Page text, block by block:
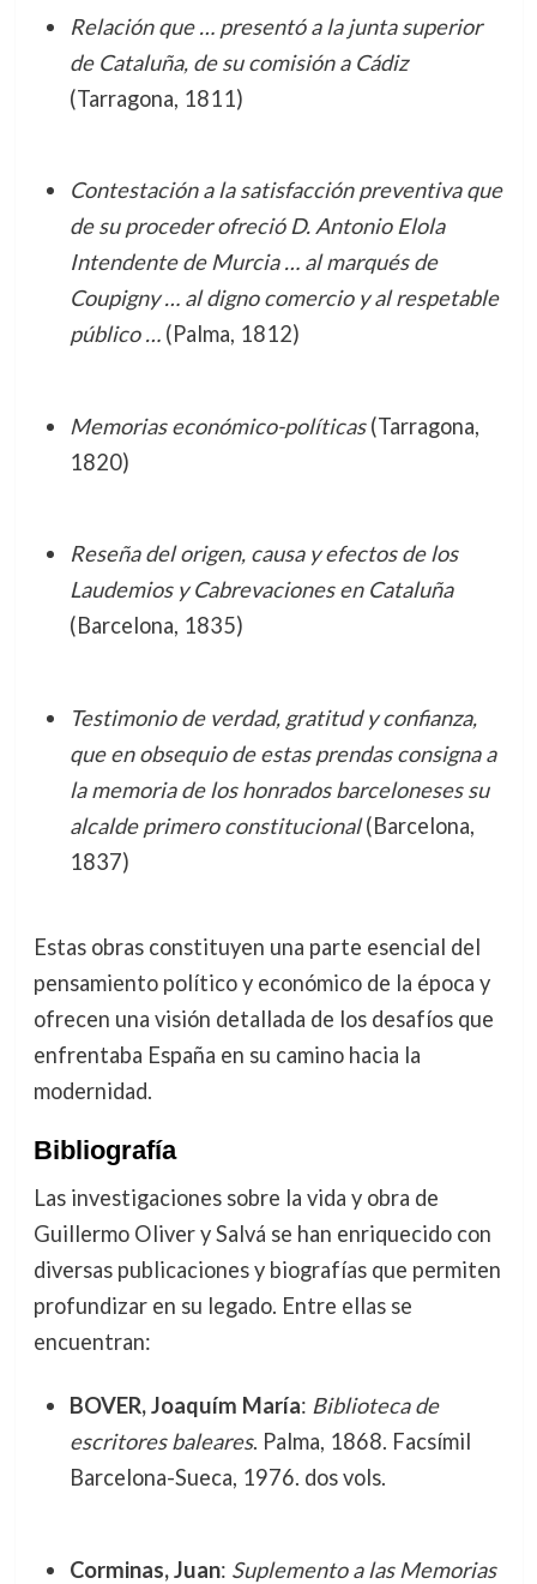
Relación que … presentó a la junta superior
de Cataluña, de su comisión a Cádiz
(Tarragona, 1811)
Contestación a la satisfacción preventiva que
de su proceder ofreció D. Antonio Elola
Intendente de Murcia … al marqués de
Coupigny … al digno comercio y al respetable
público …(Palma, 1812)
Memorias económico-políticas(Tarragona,
1820)
Reseña del origen, causa y efectos de los
Laudemios y Cabrevaciones en Cataluña
(Barcelona, 1835)
Testimonio de verdad, gratitud y confianza,
que en obsequio de estas prendas consigna a
la memoria de los honrados barceloneses su
alcalde primero constitucional(Barcelona,
1837)
Estas obras constituyen una parte esencial del
pensamiento político y económico de la época y
ofrecen una visión detallada de los desafíos que
enfrentaba España en su camino hacia la
modernidad.
Bibliografía
Las investigaciones sobre la vida y obra de
Guillermo Oliver y Salvá se han enriquecido con
diversas publicaciones y biografías que permiten
profundizar en su legado. Entre ellas se
encuentran:
BOVER, Joaquím María: Biblioteca de
escritores baleares. Palma, 1868. Facsímil
Barcelona-Sueca, 1976. dos vols.
Corminas, Juan: Suplemento a las Memorias